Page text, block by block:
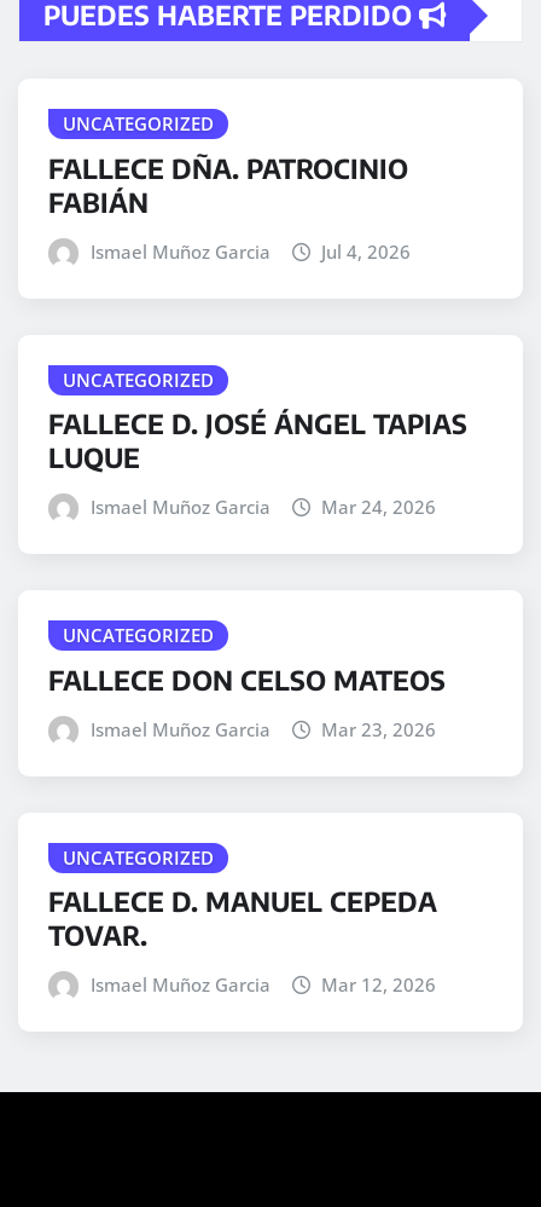
PUEDES HABERTE PERDIDO
UNCATEGORIZED
FALLECE DÑA. PATROCINIO
FABIÁN
Ismael Muñoz Garcia Jul 4, 2026
UNCATEGORIZED
FALLECE D. JOSÉ ÁNGEL TAPIAS
LUQUE
Ismael Muñoz Garcia Mar 24, 2026
UNCATEGORIZED
FALLECE DON CELSO MATEOS
Ismael Muñoz Garcia Mar 23, 2026
UNCATEGORIZED
FALLECE D. MANUEL CEPEDA
TOVAR.
Ismael Muñoz Garcia Mar 12, 2026